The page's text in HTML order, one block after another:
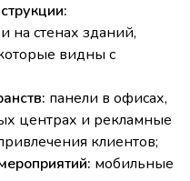
на стенах зданий,
видны с
панели в офисах,
центрах и рекламные
клиентов;
мобильные